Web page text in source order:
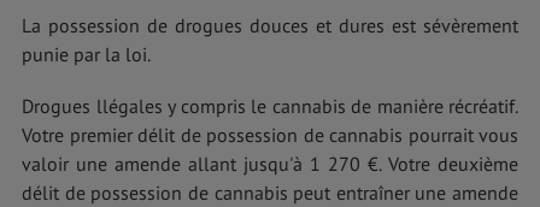
La possession de drogues douces et dures est sévèrement
punie par la loi.
Drogues llégales y compris le cannabis de manière récréatif.
Votre premier délit de possession de cannabis pourrait vous
valoir une amende allant jusqu'à 1 270 €. Votre deuxième
délit de possession de cannabis peut entraîner une amende